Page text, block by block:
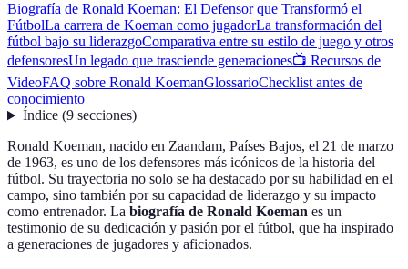
Biografía de Ronald Koeman: El Defensor que Transformó el
FútbolLa carrera de Koeman como jugadorLa transformación del
fútbol bajo su liderazgoComparativa entre su estilo de juego y otros
defensoresUn legado que trasciende generaciones📺 Recursos de
VideoFAQ sobre Ronald KoemanGlossarioChecklist antes de
conocimiento
Índice(9 secciones)
Ronald Koeman, nacido en Zaandam, Países Bajos, el 21 de marzo
de 1963, es uno de los defensores más icónicos de la historia del
fútbol. Su trayectoria no solo se ha destacado por su habilidad en el
campo, sino también por su capacidad de liderazgo y su impacto
como entrenador. La biografía de Ronald Koeman es un
testimonio de su dedicación y pasión por el fútbol, que ha inspirado
a generaciones de jugadores y aficionados.